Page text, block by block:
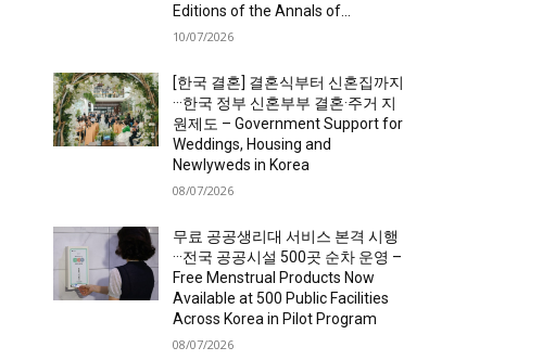
Editions of the Annals of...
10/07/2026
[한국 결혼] 결혼식부터 신혼집까지
···한국 정부 신혼부부 결혼·주거 지
원제도 – Government Support for
Weddings, Housing and
Newlyweds in Korea
08/07/2026
무료 공공생리대 서비스 본격 시행
···전국 공공시설 500곳 순차 운영 –
Free Menstrual Products Now
Available at 500 Public Facilities
Across Korea in Pilot Program
08/07/2026